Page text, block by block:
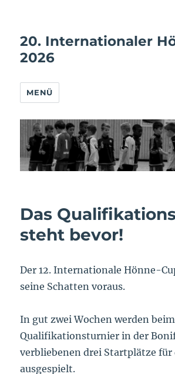
20. Internationaler
2026
MENÜ
Das
steht bevor!
Der 12. Internationale Hönne-
seine Schatten voraus.
In gut zwei Wochen werden beim
Qualifikationsturnier in der
verbliebenen drei Startplätze für
ausgespielt.